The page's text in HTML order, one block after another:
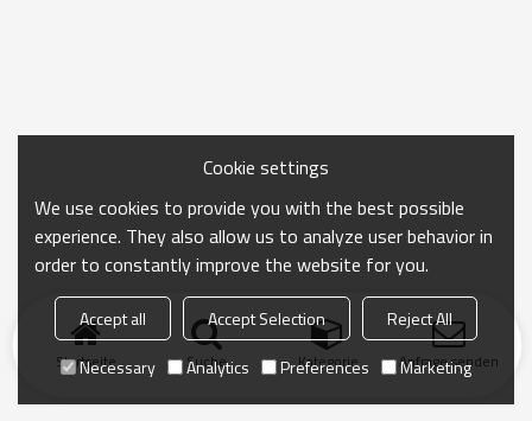
Startseite Suche Kategorie Anfrage senden
Cookie settings
We use cookies to provide you with the best possible
experience. They also allow us to analyze user behavior in
order to constantly improve the website for you.
Accept all Accept Selection
Reject All
Necessary
Analytics Preferences Marketing